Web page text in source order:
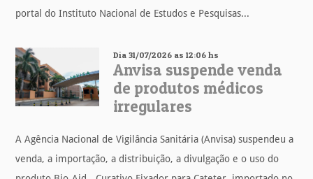
portal do Instituto Nacional de Estudos e Pesquisas...
Dia 31/07/2026 as 12:06 hs
Anvisa suspende venda
de produtos médicos
irregulares
A Agência Nacional de Vigilância Sanitária (Anvisa) suspendeu a
venda, a importação, a distribuição, a divulgação e o uso do